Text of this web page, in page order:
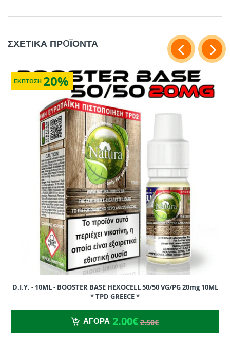
ΣΧΕΤΙΚΑ ΠΡOΪΟΝΤΑ
ΕΚΠΤΩΣΗ 20%
D.I.Y. - 10ML - BOOSTER BASE HEXOCELL 50/50 VG/PG 20mg 10ML
* TPD GREECE *
ΑΓΟΡΑ 2.00€ 2.50€